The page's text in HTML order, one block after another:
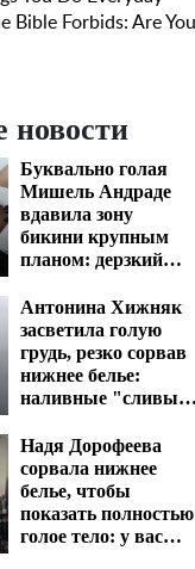
новости
Буквально голая
Мишель Андраде
вдавила зону
бикини крупным
планом: дерзкий
Антонина Хижняк
засветила голую
грудь, резко сорвав
нижнее белье:
наливные "сливы"
Надя Дорофеева
сорвала нижнее
белье, чтобы
показать полностью
голое тело: у вас